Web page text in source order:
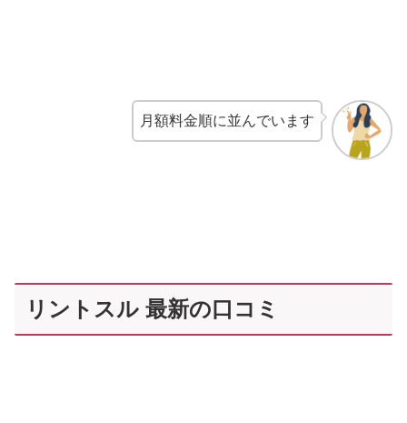
月額料金順に並んでいます
リントスル 最新の口コミ